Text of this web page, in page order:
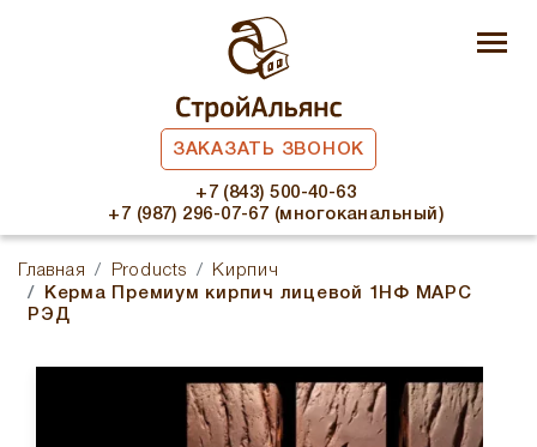
ЗАКАЗАТЬ ЗВОНОК
+7 (843) 500-40-63
+7 (987) 296-07-67 (многоканальный)
Главная Products
Кирпич
Керма Премиум кирпич лицевой 1НФ МАРС
РЭД